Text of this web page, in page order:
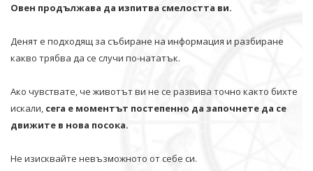
Овен продължава да изпитва смелостта ви.
Денят е подходящ за събиране на информация и разбиране
какво трябва да се случи по-нататък.
Ако чувствате, че животът ви не се развива точно както бихте
искали, сега е моментът постепенно да започнете да се
движите в нова посока.
Не изисквайте невъзможното от себе си.